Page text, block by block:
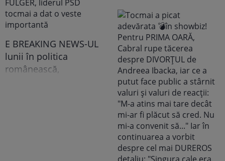
E BREAKING NEWS-UL
lunii în politica
românească,
noastră vedetă a
recunoscut TOT, dar
tooot: „Mă abțin să nu-i
scriu. Am făcut
scandal!” Ce s-a
întâmplat e...